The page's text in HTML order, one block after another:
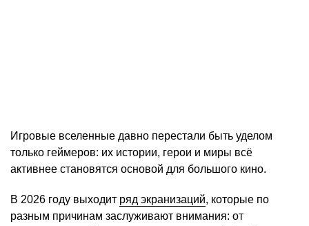
Игровые вселенные давно перестали быть уделом
только геймеров: их истории, герои и миры всё
активнее становятся основой для большого кино.
В 2026 году выходит ряд экранизаций, которые по
разным причинам заслуживают внимания: от